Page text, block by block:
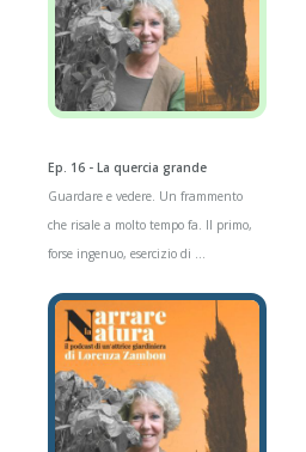
Ep. 16 - La quercia grande
Guardare e vedere. Un frammento
che risale a molto tempo fa. Il primo,
forse ingenuo, esercizio di ...